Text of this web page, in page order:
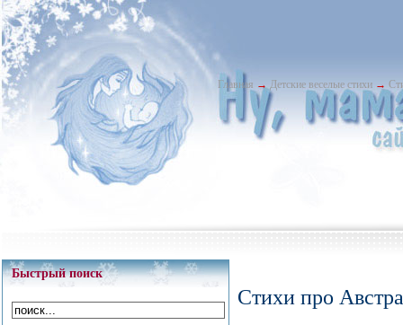
Главная → Детские веселые стихи →
Быстрый поиск
Стихи про